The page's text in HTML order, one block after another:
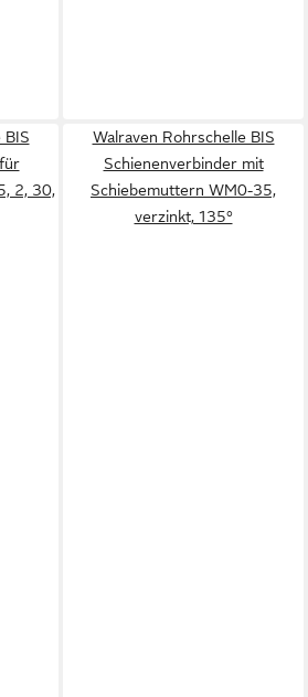
BIS
2, 30,
Walraven Rohrschelle BIS
Schienenverbinder mit
Schiebemuttern WM0-35,
verzinkt, 135°